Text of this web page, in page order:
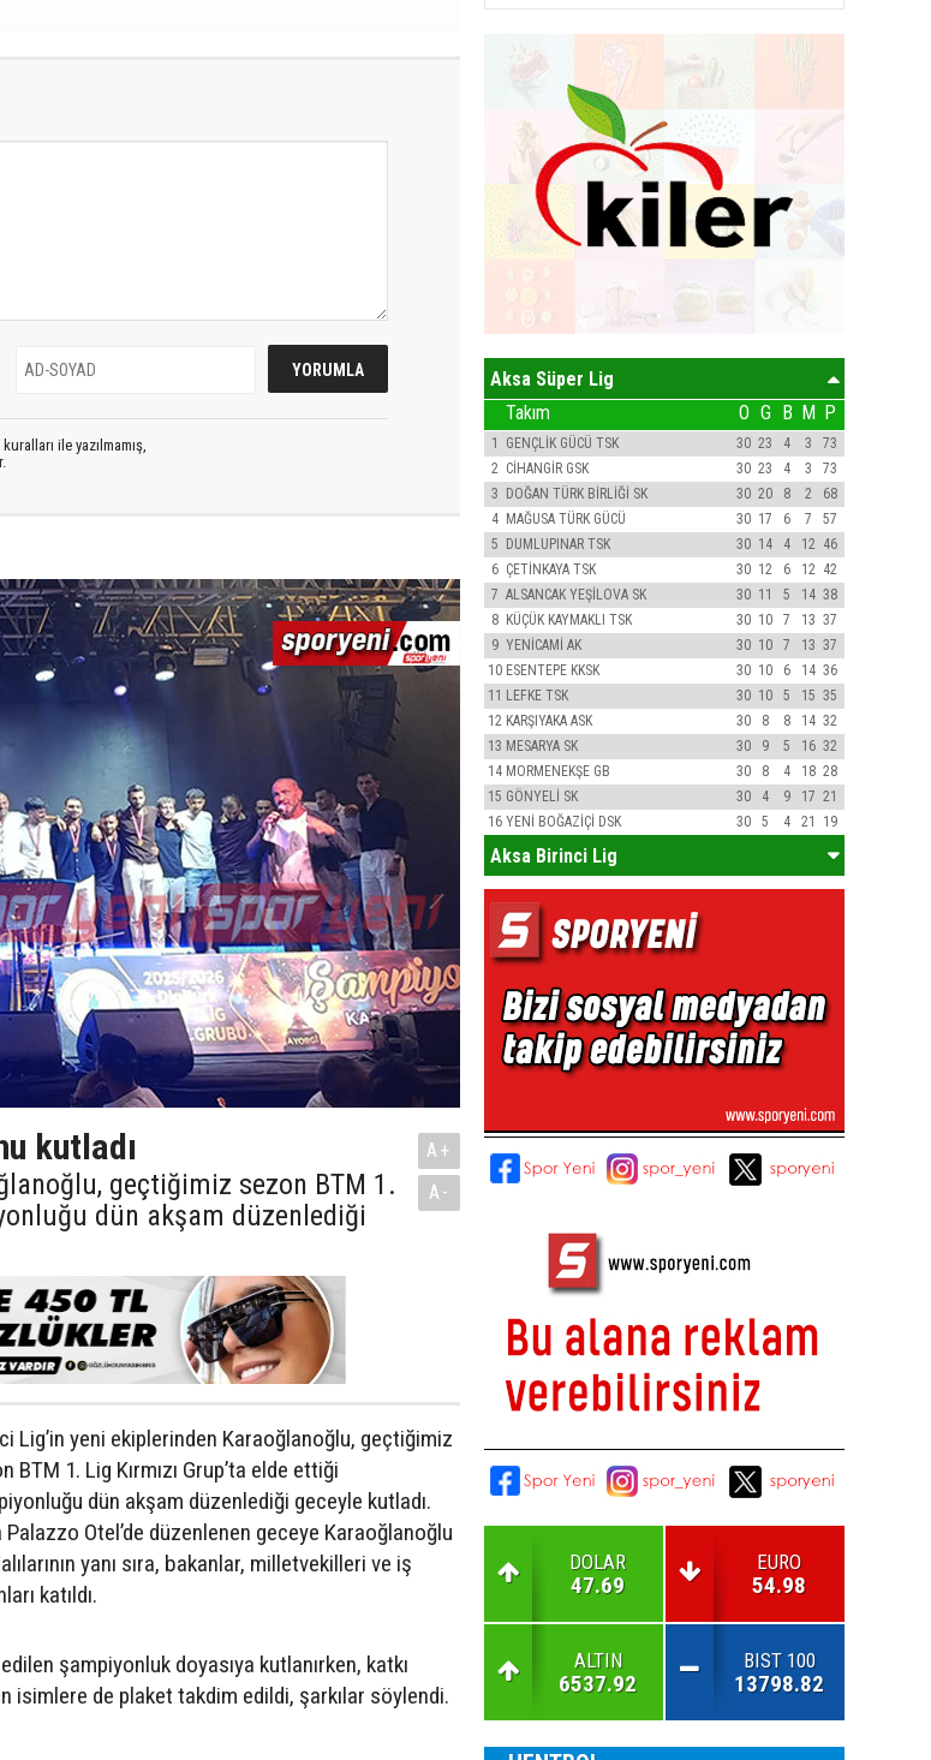
ile yazılmamış,
kutladı
geçtiğimiz sezon BTM 1.
dün akşam düzenlediği
A+
A-
Lig’in yeni ekiplerinden Karaoğlanoğlu, geçtiğimiz
BTM 1. Lig Kırmızı Grup’ta elde ettiği
dün akşam düzenlediği geceyle kutladı.
Palazzo Otel’de düzenlenen geceye Karaoğlanoğlu
yanı sıra, bakanlar, milletvekilleri ve iş
katıldı.
şampiyonluk doyasıya kutlanırken, katkı
isimlere de plaket takdim edildi, şarkılar söylendi.
Aksa Süper Lig
Takım O G B M P
1 GENÇLİK GÜCÜ TSK 30 23 4 3
73
2 CİHANGİR GSK 30 23 4 3
73
3 DOĞAN TÜRK BİRLİĞİ SK 30 20 8 2
68
4 MAĞUSA TÜRK GÜCÜ 30 17 6 7
57
5 DUMLUPINAR TSK 30 14 4 12 46
6 ÇETİNKAYA TSK 30 12 6 12 42
7 ALSANCAK YEŞİLOVA SK 30 11 5 14 38
8 KÜÇÜK KAYMAKLI TSK 30 10 7 13 37
9 YENİCAMİ AK 30 10 7 13 37
10 ESENTEPE KKSK 30 10 6 14 36
11 LEFKE TSK 30 10 5 15 35
12 KARŞIYAKA ASK 30 8 8 14 32
13 MESARYA SK 30 9 5 16 32
14 MORMENEKŞE GB 30 8 4 18 28
15 GÖNYELİ SK 30 4 9 17 21
16 YENİ BOĞAZİÇİ DSK 30 5 4 21 19
Aksa Birinci Lig
DOLAR
47.69
EURO
54.98
ALTIN
6537.92
BIST 100
13798.82